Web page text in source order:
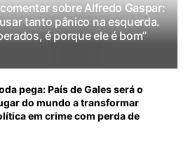
sobre Alfredo Gaspar:
tanto pânico na esquerda.
é porque ele é bom”
pega: País de Gales será o
do mundo a transformar
em crime com perda de